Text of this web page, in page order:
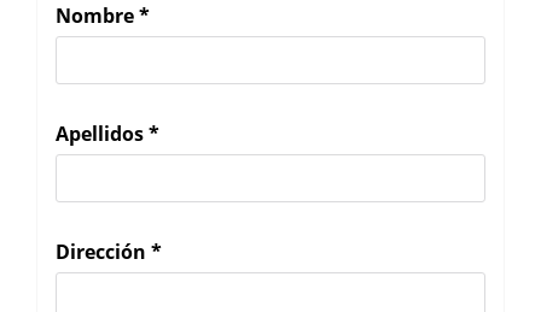
Nombre*
Apellidos*
Dirección *